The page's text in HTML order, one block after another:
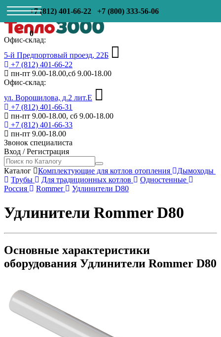
+7 (812) 401-66-22 +7 (800) 333-56-06
0
Офис-склад:
5-й Предпортовый проезд, 22Б
+7 (812) 401-66-22
пн-пт 9.00-18.00,сб 9.00-18.00
Офис-склад:
ул. Ворошилова, д.2 лит.Е
+7 (812) 401-66-31
пн-пт 9.00-18.00, сб 9.00-18.00
+7 (812) 401-66-33
пн-пт 9.00-18.00
Звонок специалиста
Вход /Регистрация
Каталог Комплектующие для котлов отопления
Дымоходы
Трубы
Для традиционных котлов
Одностенные
Россия
Rommer Удлинители D80
Удлинители Rommer D80
Основные характеристики
оборудования Удлинители Rommer D80